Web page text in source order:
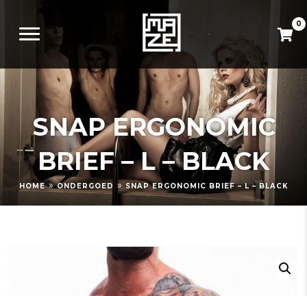
0
SNAP ERGONOMIC
BRIEF – L – BLACK
HOME » ONDERGOED » SNAP ERGONOMIC BRIEF – L – BLACK